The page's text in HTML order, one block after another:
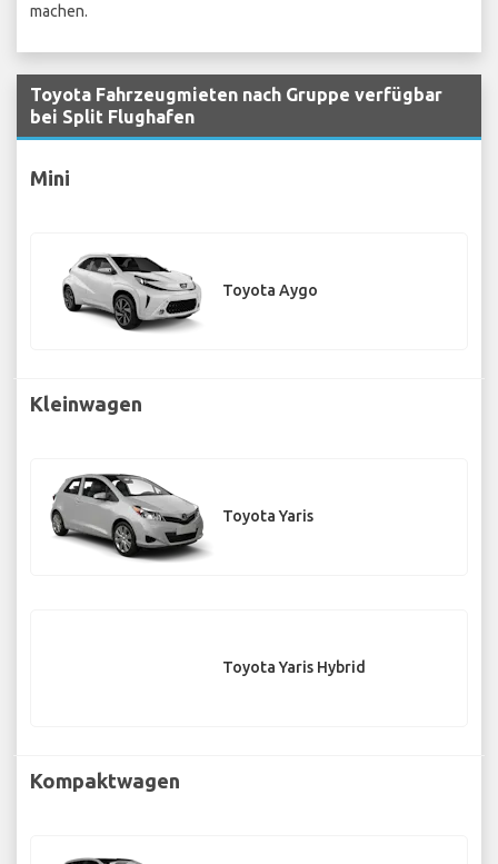
machen.
Toyota Fahrzeugmieten nach Gruppe verfügbar
bei Split Flughafen
Mini
Toyota Aygo
Kleinwagen
Toyota Yaris
Toyota Yaris Hybrid
Kompaktwagen